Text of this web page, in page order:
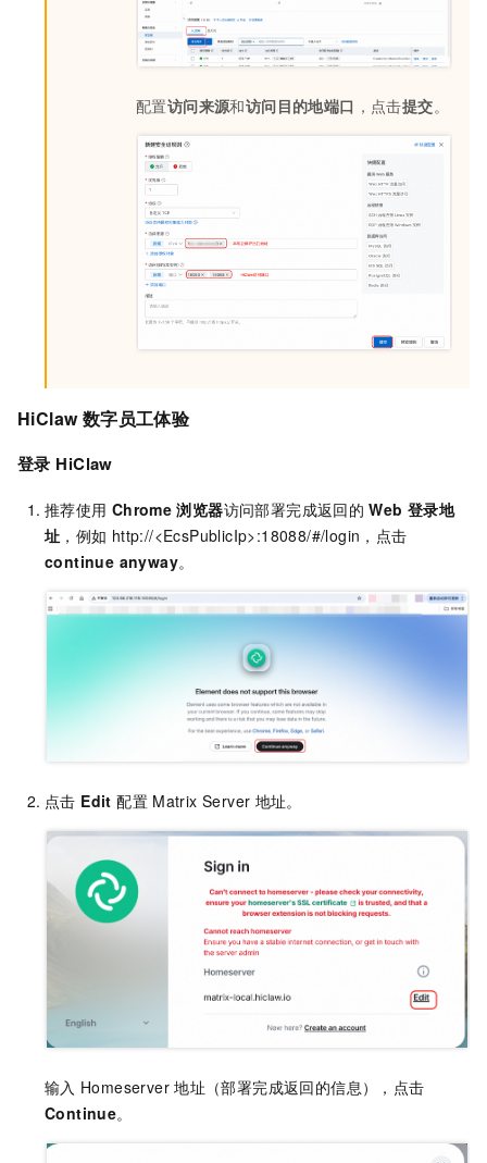
配置访问来源和访问目的地端口 ，点击提交。
HiClaw 数字员工体验
登录 HiClaw
推荐使用 Chrome 浏览器访问部署完成返回的 Web 登录地
址 ，例如 http://<EcsPublicIp>:18088/#/login，点击
continue anyway。
点击 Edit配置 Matrix Server 地址。
输入 Homeserver 地址（部署完成返回的信息），点击
Continue。